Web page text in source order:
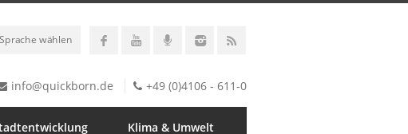
Sprache wählen
info@quickborn.de +49 (0)4106 - 611-0
Klima & Umwelt